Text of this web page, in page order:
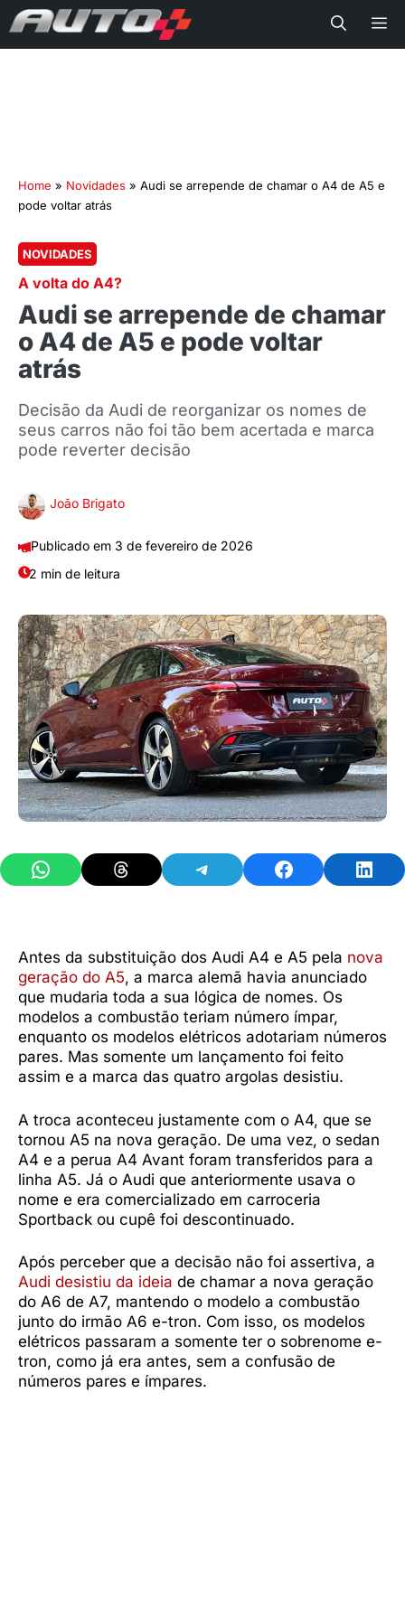
Home » Novidades » Audi se arrepende de chamar o A4 de A5 e
pode voltar atrás
NOVIDADES
A volta do A4?
Audi se arrepende de chamar
o A4 de A5 e pode voltar
atrás
Decisão da Audi de reorganizar os nomes de
seus carros não foi tão bem acertada e marca
pode reverter decisão
João Brigato
3 de fevereiro de 2026
2 min de leitura
Share on WhatsAppShare on ThreadsShare on TelegramShare on Facebook
Antes da substituição dos Audi A4 e A5 pela nova
geração do A5, a marca alemã havia anunciado
que mudaria toda a sua lógica de nomes. Os
modelos a combustão teriam número ímpar,
enquanto os modelos elétricos adotariam números
pares. Mas somente um lançamento foi feito
assim e a marca das quatro argolas desistiu.
A troca aconteceu justamente com o A4, que se
tornou A5 na nova geração. De uma vez, o sedan
A4 e a perua A4 Avant foram transferidos para a
linha A5. Já o Audi que anteriormente usava o
nome e era comercializado em carroceria
Sportback ou cupê foi descontinuado.
Após perceber que a decisão não foi assertiva, a
Audi desistiu da ideia de chamar a nova geração
do A6 de A7, mantendo o modelo a combustão
junto do irmão A6 e-tron. Com isso, os modelos
elétricos passaram a somente ter o sobrenome e-
tron, como já era antes, sem a confusão de
números pares e ímpares.